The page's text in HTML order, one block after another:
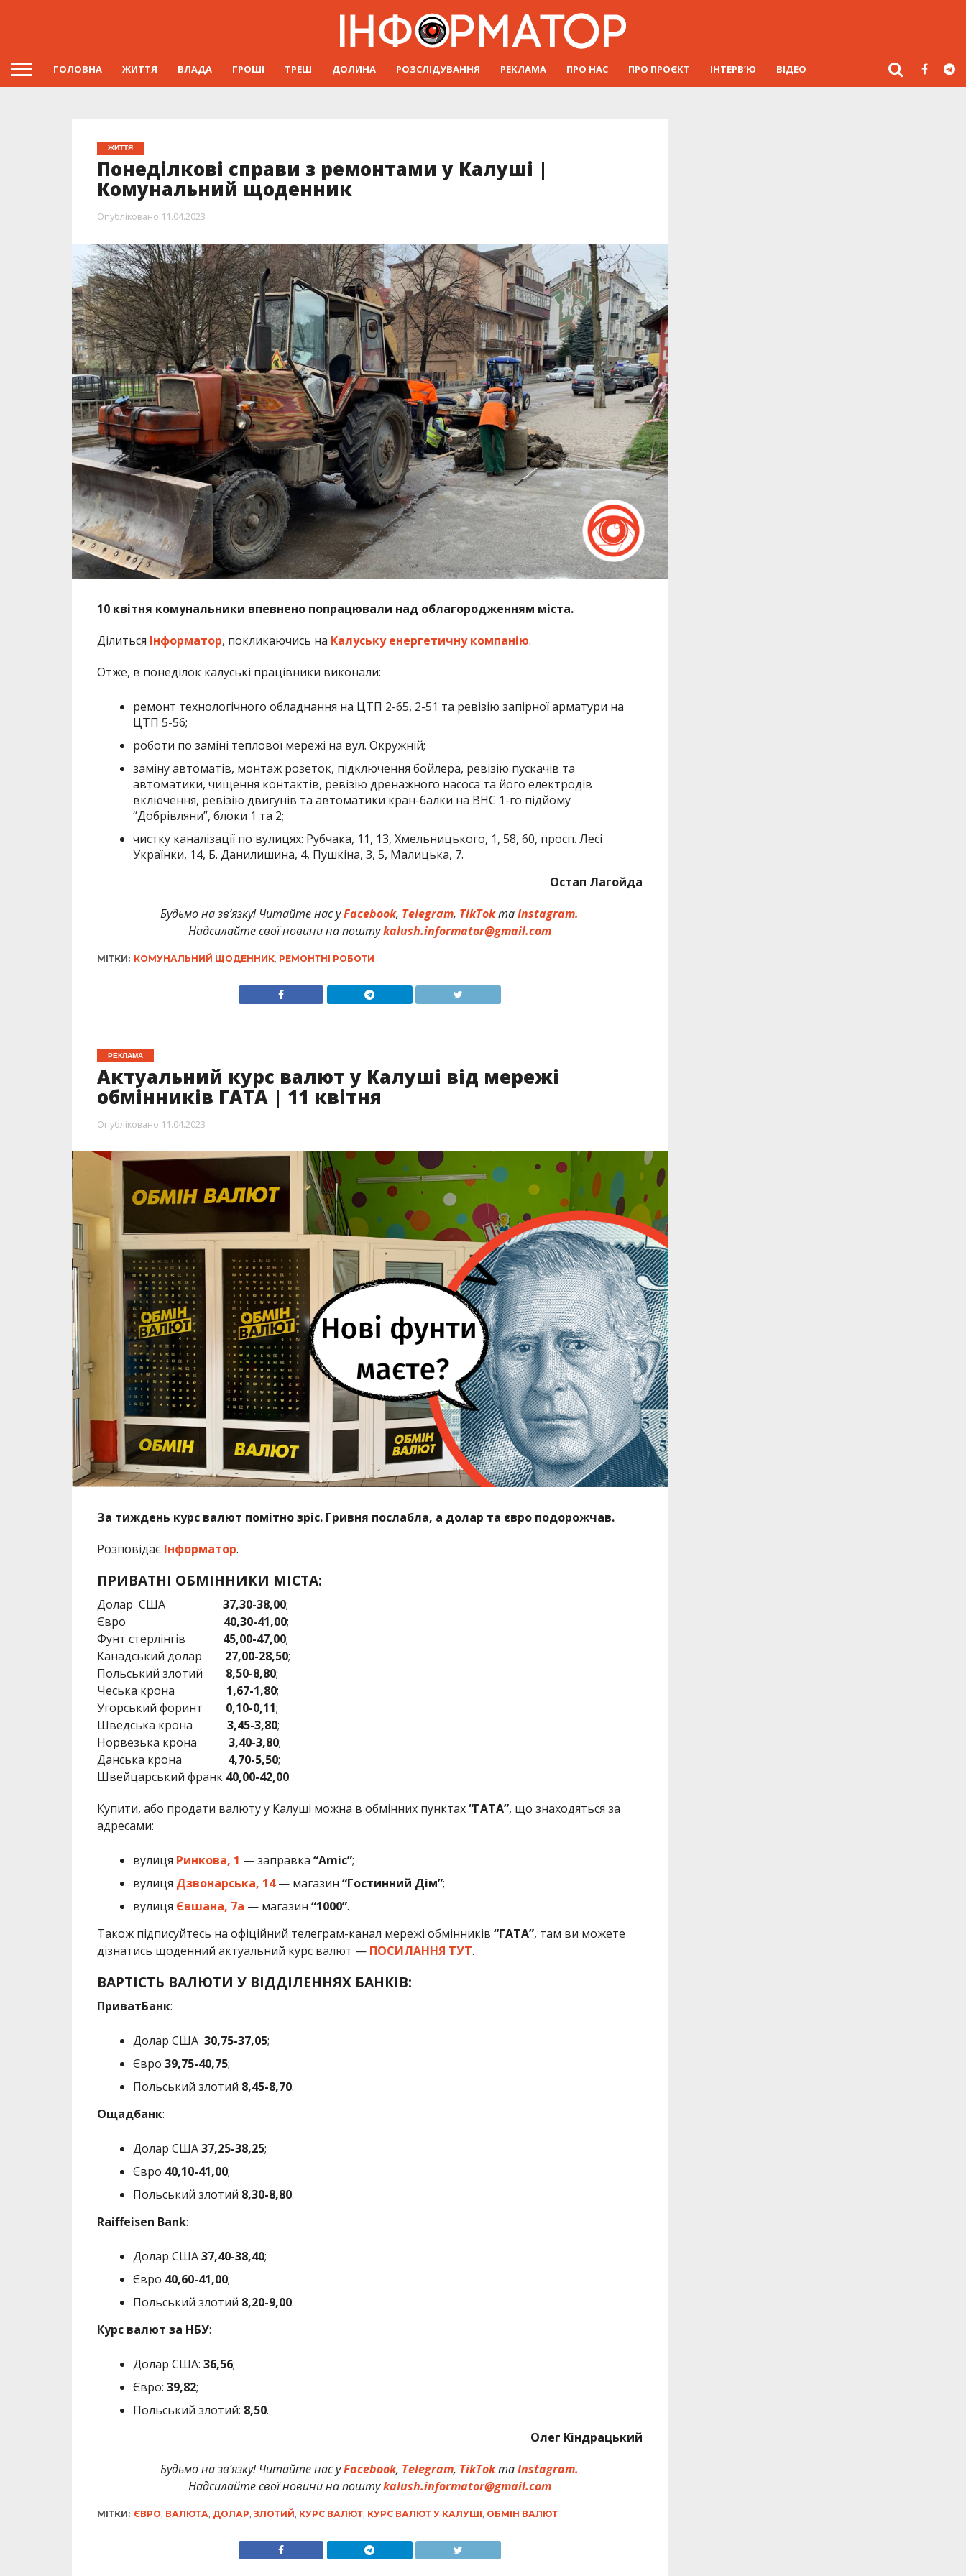
ГОЛОВНА ЖИТТЯ ВЛАДА ГРОШІ ТРЕШ ДОЛИНА РОЗСЛІДУВАННЯ РЕКЛАМА ПРО НАС ПРО ПРОЄКТ ІНТЕРВ’Ю ВІДЕО
ЖИТТЯ
Понеділкові справи з ремонтами у Калуші |
Комунальний щоденник
Опубліковано 11.04.2023
10 квітня комунальники впевнено попрацювали над облагородженням міста.
Ділиться Інформатор, покликаючись на Калуську енергетичну компанію.
Отже, в понеділок калуські працівники виконали:
ремонт технологічного обладнання на ЦТП 2-65, 2-51 та ревізію запірної арматури на
ЦТП 5-56;
роботи по заміні теплової мережі на вул. Окружній;
заміну автоматів, монтаж розеток, підключення бойлера, ревізію пускачів та
автоматики, чищення контактів, ревізію дренажного насоса та його електродів
включення, ревізію двигунів та автоматики кран-балки на ВНС 1-го підйому
“Добрівляни”, блоки 1 та 2;
чистку каналізації по вулицях: Рубчака, 11, 13, Хмельницького, 1, 58, 60, просп. Лесі
Українки, 14, Б. Данилишина, 4, Пушкіна, 3, 5, Малицька, 7.
Остап Лагойда
Будьмо на зв’язку! Читайте нас уFacebook, Telegram, TikTokтаInstagram.
Надсилайте свої новини на поштуkalush.informator@gmail.com
МІТКИ: КОМУНАЛЬНИЙ ЩОДЕННИК, РЕМОНТНІ РОБОТИ
РЕКЛАМА
Актуальний курс валют у Калуші від мережі
обмінників ГАТА | 11 квітня
Опубліковано 11.04.2023
За тиждень курс валют помітно зріс. Гривня послабла, а долар та євро подорожчав.
Розповідає Інформатор.
ПРИВАТНІ ОБМІННИКИ МІСТА:
Долар США 37,30-38,00;
Євро
40,30-41,00;
Фунт стерлінгів
45,00-47,00;
Канадський долар 27,00-28,50;
Польський злотий
8,50-8,80;
Чеська крона 1,67-1,80;
Угорський форинт 0,10-0,11;
Шведська крона 3,45-3,80;
Норвезька крона 3,40-3,80;
Данська крона 4,70-5,50;
Швейцарський франк 40,00-42,00.
Купити, або продати валюту у Калуші можна в обмінних пунктах“ГАТА”, що знаходяться за
адресами:
вулиця Ринкова, 1 — заправка “Amic”;
вулиця Дзвонарська, 14— магазин “Гостинний Дім”;
вулиця Євшана, 7а — магазин “1000”.
Також підписуйтесь на офіційний телеграм-канал мережі обмінників “ГАТА”, там ви можете
дізнатись щоденний актуальний курс валют — ПОСИЛАННЯ ТУТ.
ВАРТІСТЬ ВАЛЮТИ У ВІДДІЛЕННЯХ БАНКІВ:
ПриватБанк:
Долар США 30,75-37,05;
Євро 39,75-40,75;
Польський злотий 8,45-8,70.
Ощадбанк:
Долар США37,25-38,25;
Євро 40,10-41,00;
Польський злотий 8,30-8,80.
Raiffeisen Bank:
Долар США37,40-38,40;
Євро 40,60-41,00;
Польський злотий 8,20-9,00.
Курс валют за НБУ:
Долар США: 36,56;
Євро: 39,82;
Польський злотий: 8,50.
Олег Кіндрацький
Будьмо на зв’язку! Читайте нас уFacebook, Telegram, TikTokтаInstagram.
Надсилайте свої новини на поштуkalush.informator@gmail.com
МІТКИ: ЄВРО ВАЛЮТА ДОЛАР ЗЛОТИЙ КУРС ВАЛЮТ, КУРС ВАЛЮТ У КАЛУШІ ОБМІН ВАЛЮТ